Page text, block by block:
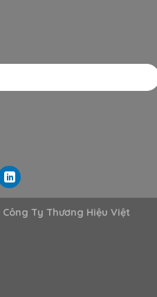
Công Ty Thương Hiệu Việt